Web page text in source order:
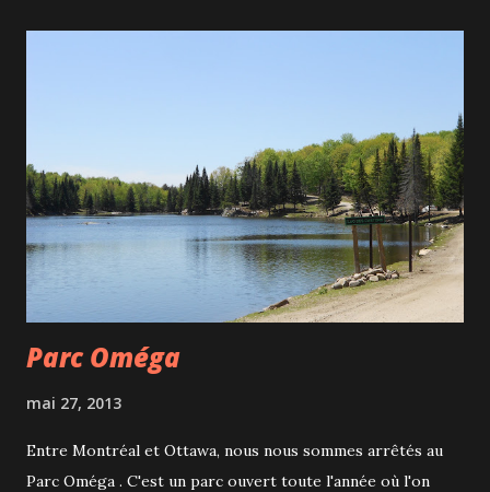
Parc Oméga
mai 27, 2013
Entre Montréal et Ottawa, nous nous sommes arrêtés au
Parc Oméga . C'est un parc ouvert toute l'année où l'on